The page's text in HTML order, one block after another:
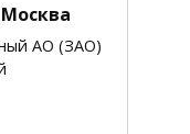
АО (ЗАО)